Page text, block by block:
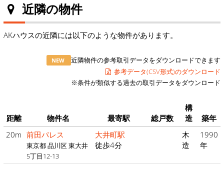
近隣の物件
AKハウスの近隣には以下のような物件があります。
NEW
近隣物件の参考取引データをダウンロードできます
参考データ(CSV形式)のダウンロード
※条件が類似する過去の取引データをダウンロード
距離 物件名 最寄駅 総戸数
構
造
築年
20m 前田パレス
東京都 品川区 東大井
5丁目12-13
大井町駅
徒歩4分
木
造
1990
年